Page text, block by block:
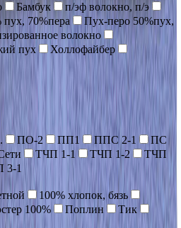
Бамбук
п/эф волокно, п/э
70%пера
Пух-перо 50%пух,
волокно
пух
Холлофайбер
ПО-2 ПП1 ППС 2-1
ПС
ТЧП 1-1 ТЧП 1-2
ТЧП
3-1
100% хлопок, бязь
100% Поплин
Тик